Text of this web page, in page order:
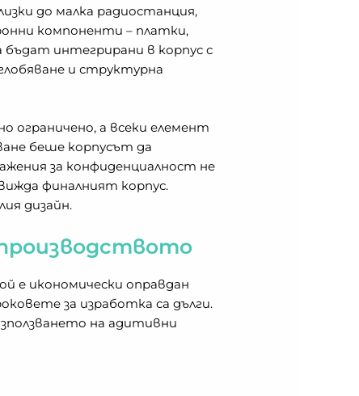
до малка радиостанция,
компоненти – платки,
интегрирани в корпус с
и структурна
ограничено, а всеки елемент
беше корпусът да
за конфиденциалност не
финалният корпус.
дизайн.
е икономически оправдан
за изработка са дълги.
на адитивни